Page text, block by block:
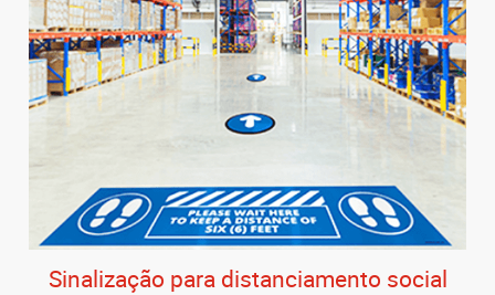
Sinalização para distanciamento social